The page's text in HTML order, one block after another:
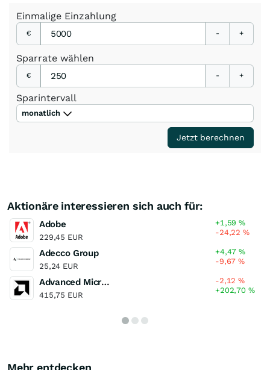
Einmalige Einzahlung
€ - +
Sparrate wählen
€ - +
Sparintervall
monatlich
Jetzt berechnen
Aktionäre interessieren sich auch für:
Adobe
229,45 EUR
+1,59%
-24,22%
Adecco Group
25,24 EUR
+4,47%
-9,67%
Advanced Micro Devices
415,75 EUR
-2,12%
+202,70 %
Mehr entdecken